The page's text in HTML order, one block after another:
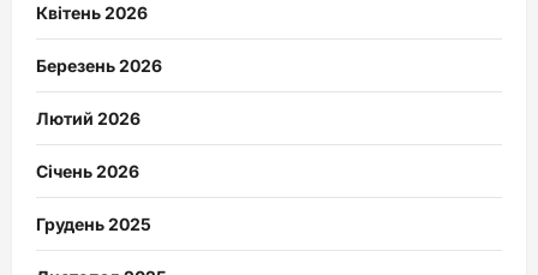
Квітень 2026
Березень 2026
Лютий 2026
Січень 2026
Грудень 2025